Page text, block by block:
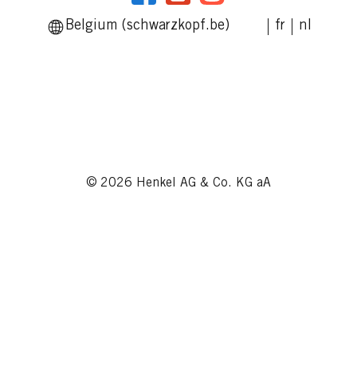
Belgium (schwarzkopf.be) fr nl
© 2026 Henkel AG & Co. KG aA